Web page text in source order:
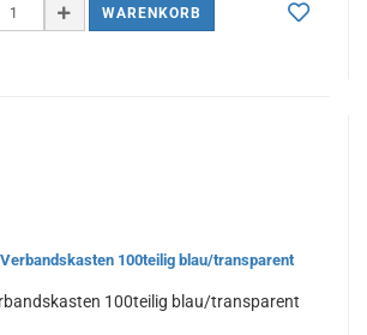
WARENKORB
100teilig blau/transparent